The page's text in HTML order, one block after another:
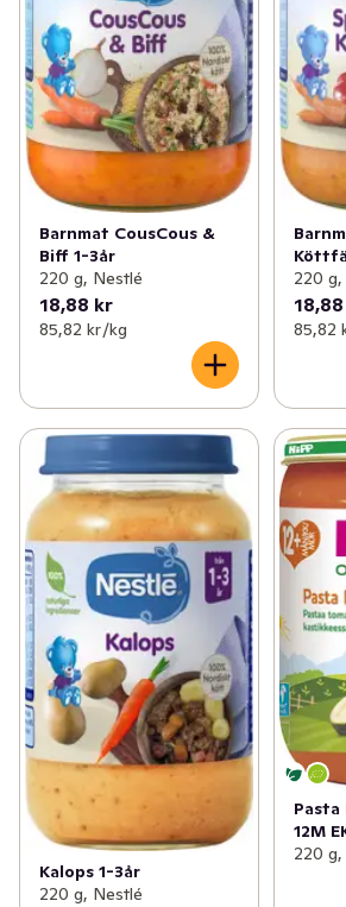
Barnmat CousCous &
Biff 1-3år
220 g, Nestlé
18,88 kr
85,82 kr /kg
220
85,82
Kalops 1-3år
220 g, Nestlé
12M
220 g,